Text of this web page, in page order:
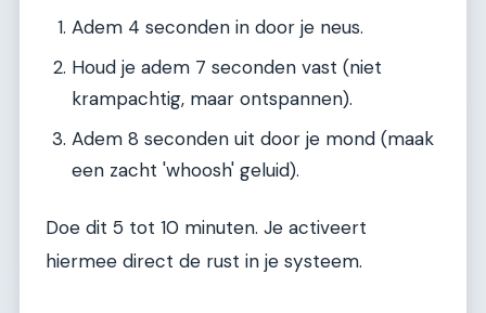
Adem 4 seconden in door je neus.
Houd je adem 7 seconden vast (niet
krampachtig, maar ontspannen).
Adem 8 seconden uit door je mond (maak
een zacht 'whoosh' geluid).
Doe dit 5 tot 10 minuten. Je activeert
hiermee direct de rust in je systeem.